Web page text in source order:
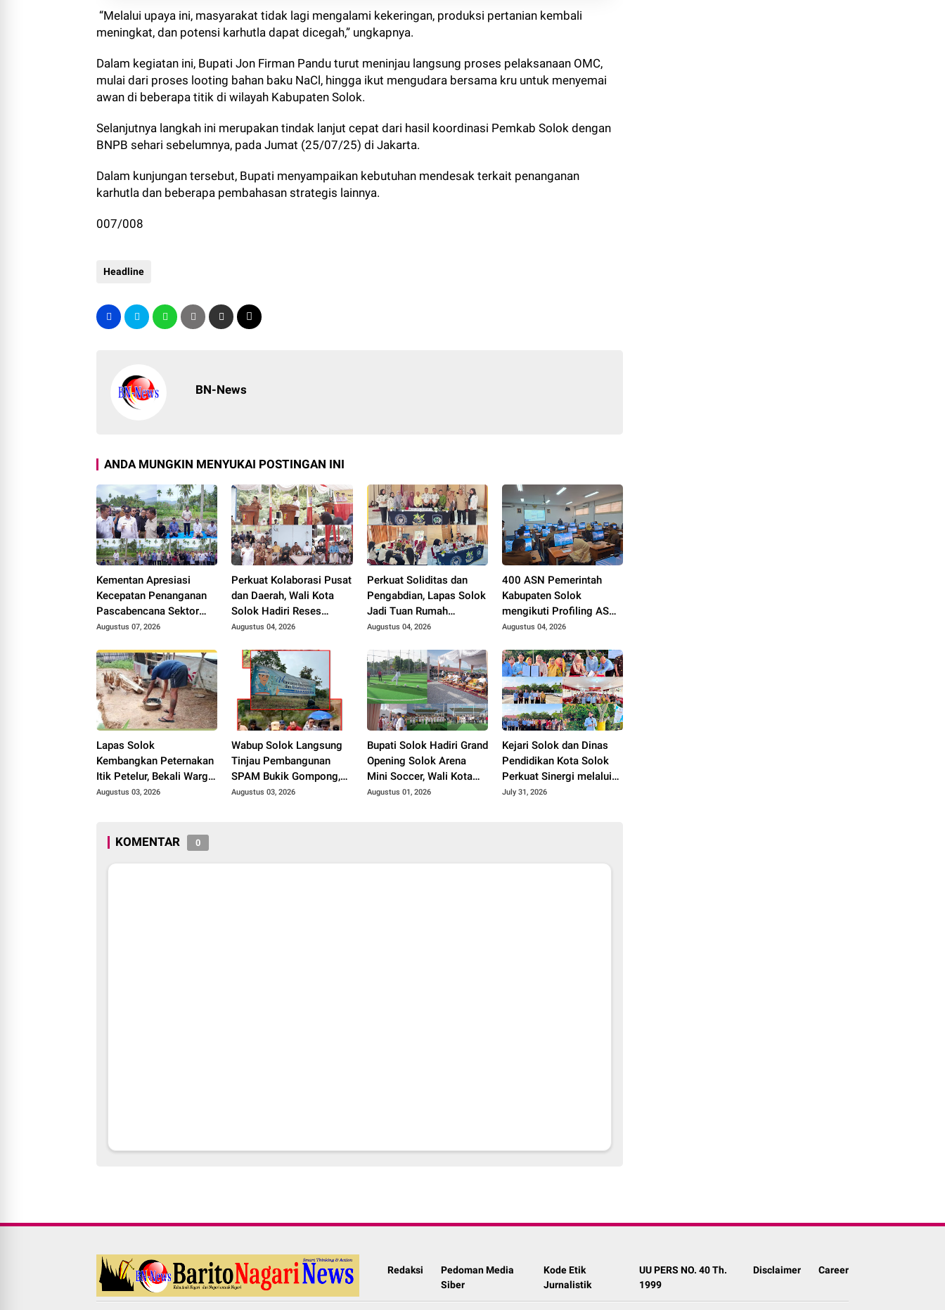
“Melalui upaya ini, masyarakat tidak lagi mengalami kekeringan, produksi pertanian kembali
meningkat, dan potensi karhutla dapat dicegah,” ungkapnya.
Dalam kegiatan ini, Bupati Jon Firman Pandu turut meninjau langsung proses pelaksanaan OMC,
mulai dari proses looting bahan baku NaCl, hingga ikut mengudara bersama kru untuk menyemai
awan di beberapa titik di wilayah Kabupaten Solok.
Selanjutnya langkah ini merupakan tindak lanjut cepat dari hasil koordinasi Pemkab Solok dengan
BNPB sehari sebelumnya, pada Jumat (25/07/25) di Jakarta.
Dalam kunjungan tersebut, Bupati menyampaikan kebutuhan mendesak terkait penanganan
karhutla dan beberapa pembahasan strategis lainnya.
007/008
Headline
BN-News
ANDA MUNGKIN MENYUKAI POSTINGAN INI
Kementan Apresiasi
Kecepatan Penanganan
Pascabencana Sektor
Pertanian Kabupaten
Irigasi Naik dari 13
Menjadi 74 Unit.
Augustus 07, 2026
Perkuat Kolaborasi Pusat
dan Daerah, Wali Kota
Solok Hadiri Reses
Anggota DPR RI H. Zigo
Augustus 04, 2026
Perkuat Soliditas dan
Pengabdian, Lapas Solok
Jadi Tuan Rumah
Musyawarah
P3I Tingkat Daerah.
Augustus 04, 2026
400 ASN Pemerintah
Kabupaten Solok
mengikuti Profiling ASN
2026.
Augustus 04, 2026
Lapas Solok
Kembangkan Peternakan
Itik Petelur, Bekali Warga
Binaan dengan
Augustus 03, 2026
Wabup Solok Langsung
Tinjau Pembangunan
SPAM Bukik Gompong,
Target Rampung Akhir
Augustus 03, 2026
Bupati Solok Hadiri Grand
Opening Solok Arena
Mini Soccer, Wali Kota
Solok Resmikan Fasilitas
Augustus 01, 2026
Kejari Solok dan Dinas
Pendidikan Kota Solok
Perkuat Sinergi melalui
Penandatanganan PKS
July 31, 2026
KOMENTAR 0
Redaksi
Pedoman Media
Siber
Kode Etik
Jurnalistik
UU PERS NO. 40 Th.
1999
Disclaimer Career